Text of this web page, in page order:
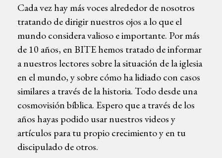
Cada vez hay más voces alrededor de nosotros
tratando de dirigir nuestros ojos a lo que el
mundo considera valioso e importante. Por más
de 10 años, en BITE hemos tratado de informar
a nuestros lectores sobre la situación de la iglesia
en el mundo, y sobre cómo ha lidiado con casos
similares a través de la historia. Todo desde una
cosmovisión bíblica. Espero que a través de los
años hayas podido usar nuestros videos y
artículos para tu propio crecimiento y en tu
discipulado de otros.